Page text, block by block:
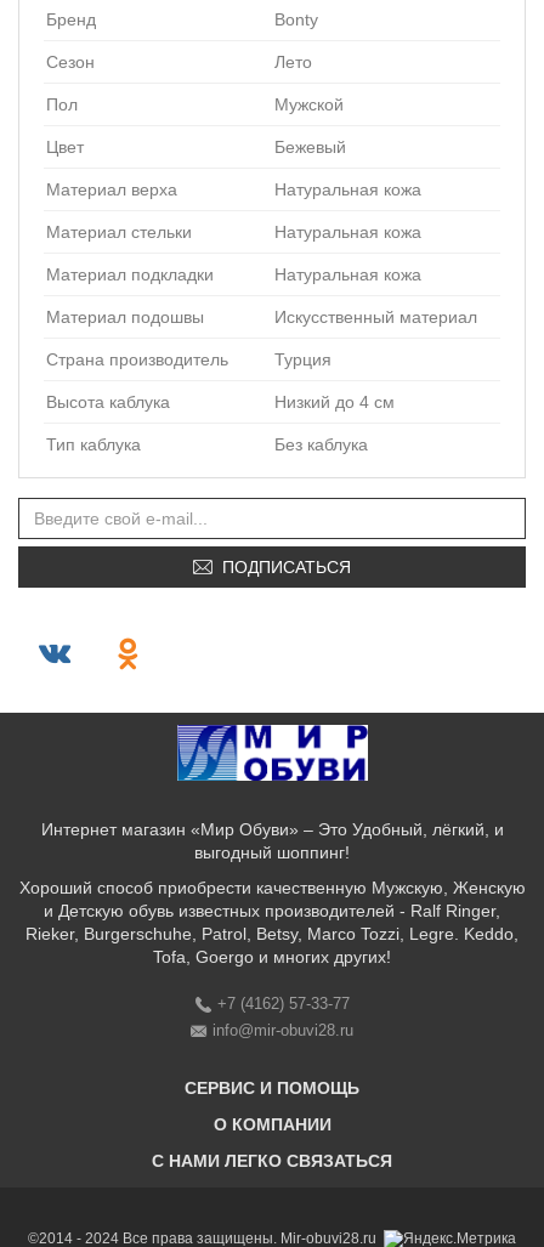
Бренд Bonty
Сезон Лето
Пол Мужской
Цвет Бежевый
Материал верха Натуральная кожа
Материал стельки Натуральная кожа
Материал подкладки Натуральная кожа
Материал подошвы Искусственный материал
Страна производитель Турция
Высота каблука Низкий до 4 см
Тип каблука Без каблука
ПОДПИСАТЬСЯ
Интернет магазин «Мир Обуви» – Это Удобный, лёгкий, и
выгодный шоппинг!
Хороший способ приобрести качественную Мужскую, Женскую
и Детскую обувь известных производителей - Ralf Ringer,
Rieker, Burgerschuhe, Patrol, Betsy, Marco Tozzi, Legre. Keddo,
Tofa, Goergo и многих других!
+7 (4162) 57-33-77
info@mir-obuvi28.ru
СЕРВИС И ПОМОЩЬ
Бонусная программа
О КОМПАНИИ
C НАМИ ЛЕГКО СВЯЗАТЬСЯ
©2014 - 2024 Все права защищены. Mir-obuvi28.ru